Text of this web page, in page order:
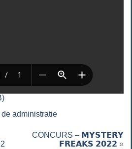
administratie
CONCURS – 𝗠𝗬𝗦𝗧𝗘𝗥𝗬
𝗙𝗥𝗘𝗔𝗞𝗦 𝟮𝟬𝟮𝟮 »